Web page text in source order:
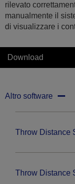
rilevato
manualmente il
di visualizzare i
Download
Altro software
Throw Distance
Throw Distance